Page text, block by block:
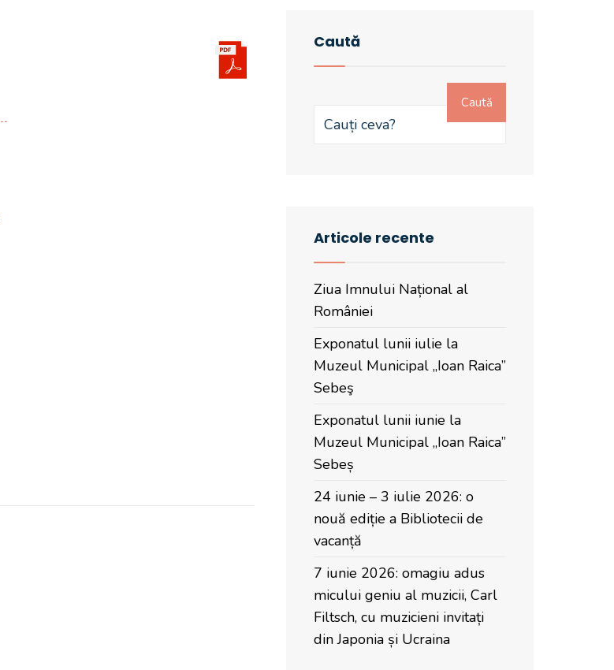
Caută
Caută
Articole recente
Ziua Imnului Național al
României
Exponatul lunii iulie la
Muzeul Municipal „Ioan Raica”
Sebeş
Exponatul lunii iunie la
Muzeul Municipal „Ioan Raica”
Sebeș
24 iunie – 3 iulie 2026: o
nouă ediție a Bibliotecii de
vacanță
7 iunie 2026: omagiu adus
micului geniu al muzicii, Carl
Filtsch, cu muzicieni invitați
din Japonia și Ucraina